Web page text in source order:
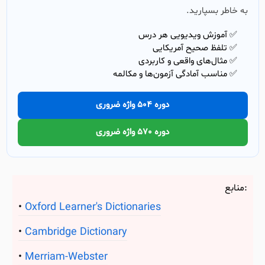
به خاطر بسپارید.
✅ آموزش ویدیویی هر درس
✅ تلفظ صحیح آمریکایی
✅ مثال‌های واقعی و کاربردی
✅ مناسب آمادگی آزمون‌ها و مکالمه
دوره 504 واژه ضروری
دوره 570 واژه ضروری
منابع:
Oxford Learner's Dictionaries
Cambridge Dictionary
Merriam-Webster